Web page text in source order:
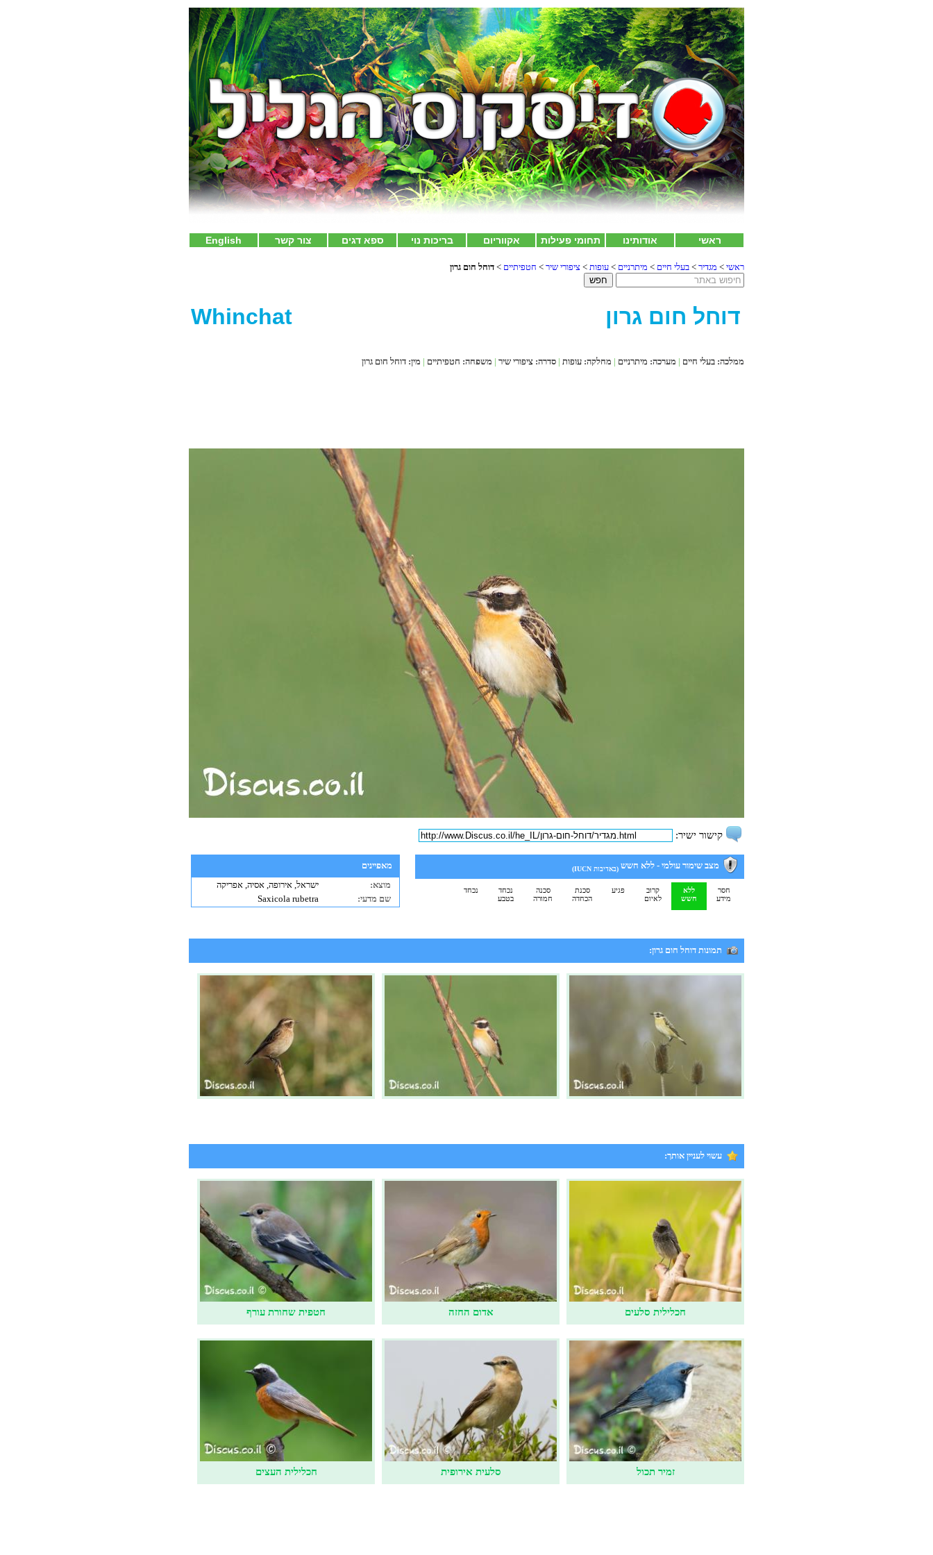
ראשי אודותינו תחומי פעילות אקווריום בריכות נוי ספא דגים צור קשר English
ראשי > מגדיר > בעלי חיים > מיתרניים > עופות > ציפורי שיר > חטפיתיים > דוחל חום גרון
דוחל חום גרון Whinchat
ממלכה: בעלי חיים | מערכה: מיתרניים | מחלקה: עופות | סדרה: ציפורי שיר | משפחה: חטפיתיים | מין: דוחל חום גרון
קישור ישיר:
מאפיינים
מוצא:
ישראל, אירופה, אסיה, אפריקה
שם מדעי:
Saxicola rubetra
מצב שימור עולמי - ללא חשש (באדיבות IUCN
)
חסר
מידע
ללא
חשש
קרוב
לאיום
פגיע
סכנת
הכחדה
סכנה
חמורה
נכחד
בטבע
נכחד
תמונות דוחל חום גרון:
עשוי לעניין אותך:
חכלילית סלעים אדום החזה חטפית שחורת עורף
זמיר תכול סלעית אירופית חכלילית העצים